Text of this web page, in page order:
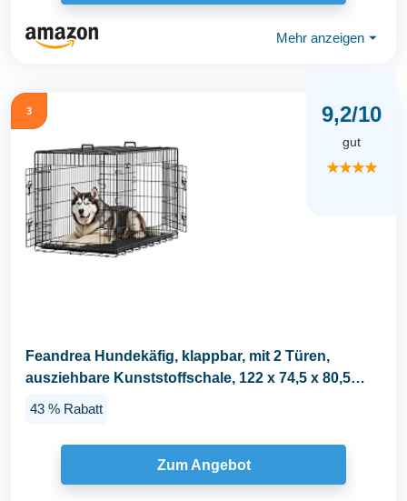
Mehr anzeigen ⏷
3 9,2/10
gut
★★★★
Feandrea Hundekäfig, klappbar, mit 2 Türen,
ausziehbare Kunststoffschale, 122 x 74,5 x 80,5
43 % Rabatt
Zum Angebot